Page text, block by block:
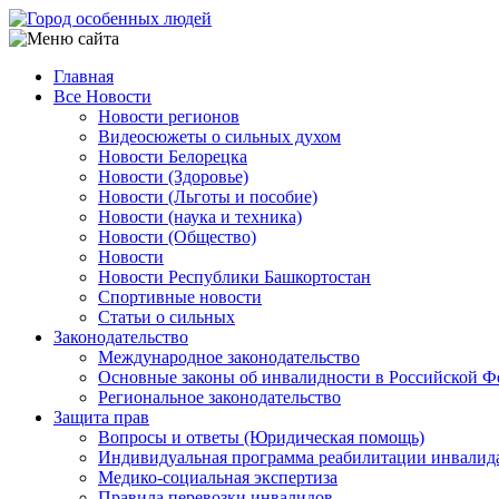
Перейти
к
содержанию
Main
navigation
Главная
Все Новости
Новости регионов
Видеосюжеты о сильных духом
Новости Белорецка
Новости (Здоровье)
Новости (Льготы и пособие)
Новости (наука и техника)
Новости (Общество)
Новости
Новости Республики Башкортостан
Спортивные новости
Статьи о сильных
Законодательство
Международное законодательство
Основные законы об инвалидности в Российской
Региональное законодательство
Защита прав
Вопросы и ответы (Юридическая помощь)
Индивидуальная программа реабилитации
Медико-социальная экспертиза